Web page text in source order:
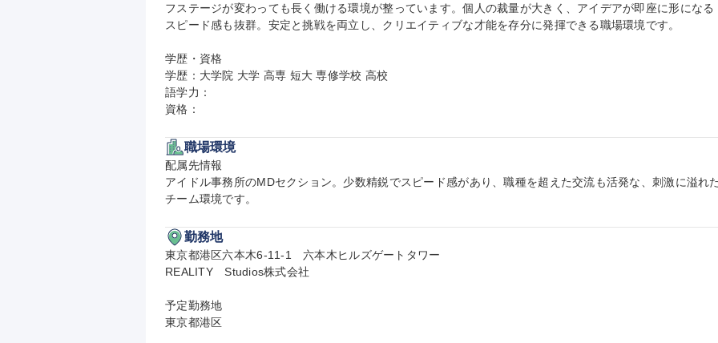
フステージが変わっても長く働ける環境が整っています。個人の裁量が大きく、アイデアが即座に形になる
スピード感も抜群。安定と挑戦を両立し、クリエイティブな才能を存分に発揮できる職場環境です。
学歴・資格
学歴：大学院 大学 高専 短大 専修学校 高校
語学力：
資格：
職場環境
配属先情報
アイドル事務所のMDセクション。少数精鋭でスピード感があり、職種を超えた交流も活発な、刺激に溢れ
チーム環境です。
勤務地
東京都港区六本木6-11-1　六本木ヒルズゲートタワー
REALITY　Studios株式会社
予定勤務地
東京都港区